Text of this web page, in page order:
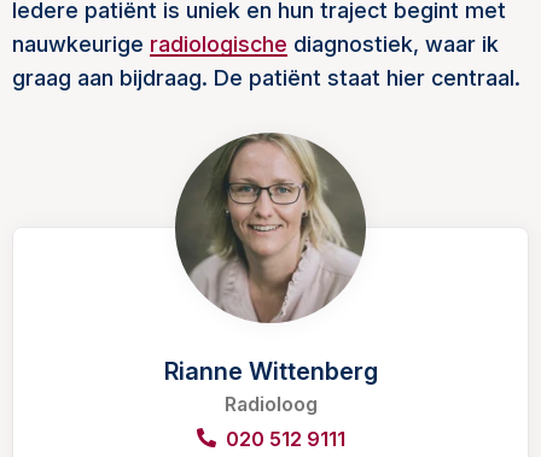
Iedere patiënt is uniek en hun traject begint met
nauwkeurige radiologische diagnostiek, waar ik
graag aan bijdraag. De patiënt staat hier centraal.
Rianne Wittenberg
Radioloog
020 512 9111